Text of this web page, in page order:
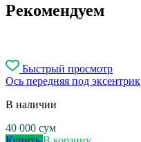
Рекомендуем
Быстрый просмотр
Ось передняя под эксентрик
В наличии
40 000 сум